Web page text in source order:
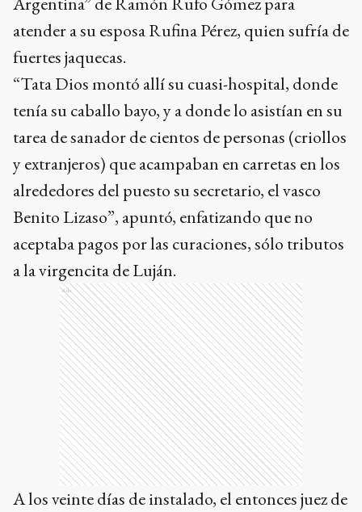
atender a su esposa Rufina Pérez, quien sufría de
fuertes jaquecas.
“Tata Dios montó allí su cuasi-hospital, donde
tenía su caballo bayo, y a donde lo asistían en su
tarea de sanador de cientos de personas (criollos
y extranjeros) que acampaban en carretas en los
alrededores del puesto su secretario, el vasco
Benito Lizaso”, apuntó, enfatizando que no
aceptaba pagos por las curaciones, sólo tributos
a la virgencita de Luján.
Ads
A los veinte días de instalado, el entonces juez de